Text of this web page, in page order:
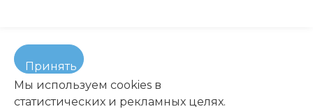
Принять
Мы используем cookies в
статистических и рекламных целях.